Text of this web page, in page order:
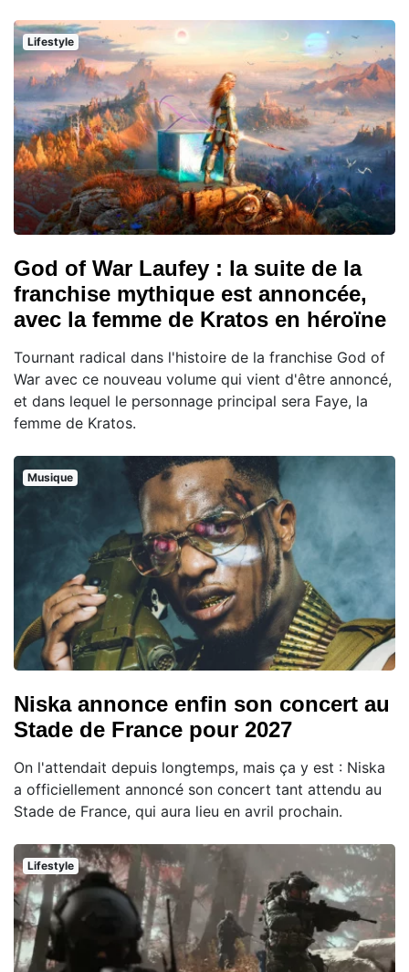
Lifestyle
God of War Laufey : la suite de la
franchise mythique est annoncée,
avec la femme de Kratos en héroïne
Tournant radical dans l'histoire de la franchise God of
War avec ce nouveau volume qui vient d'être annoncé,
et dans lequel le personnage principal sera Faye, la
femme de Kratos.
Musique
Niska annonce enfin son concert au
Stade de France pour 2027
On l'attendait depuis longtemps, mais ça y est : Niska
a officiellement annoncé son concert tant attendu au
Stade de France, qui aura lieu en avril prochain.
Lifestyle